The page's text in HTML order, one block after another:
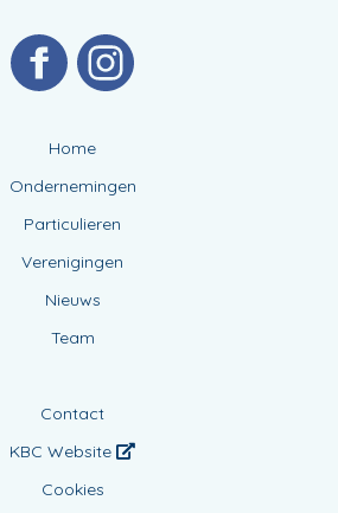
Home
Ondernemingen
Particulieren
Verenigingen
Nieuws
Team
Contact
KBC Website
Cookies